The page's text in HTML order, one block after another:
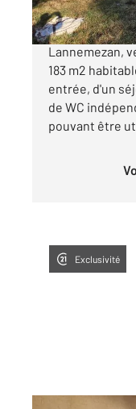
En exclusivité
Lannemezan,
183 m2
entrée, d'un
de WC
pouvant être
Exclusivité